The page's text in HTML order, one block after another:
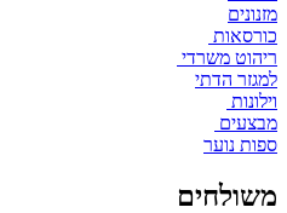
מזנונים
כורסאות
ריהוט משרדי
למגזר הדתי
וילונות
מבצעים
ספות נוער
משולחים